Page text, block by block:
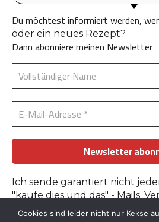
Du möchtest informiert werden,
oder ein neues Rezept?
Dann abonniere meinen Newsletter
Ich sende garantiert nicht
"kaufe dies und das" - Mails.
Erfahre mehr in der
Cookies sind leider nicht nur Kekse